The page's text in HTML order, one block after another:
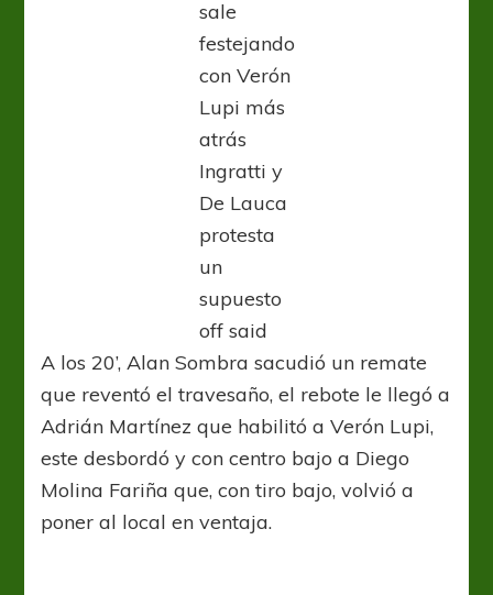
sale
festejando
con Verón
Lupi más
atrás
Ingratti y
De Lauca
protesta
un
supuesto
off said
A los 20’, Alan Sombra sacudió un remate
que reventó el travesaño, el rebote le llegó a
Adrián Martínez que habilitó a Verón Lupi,
este desbordó y con centro bajo a Diego
Molina Fariña que, con tiro bajo, volvió a
poner al local en ventaja.